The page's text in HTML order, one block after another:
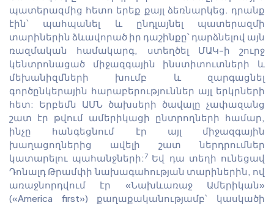
պատերազմից հետո երեք քայլ ձեռնարկեց. դրանք
էին՝ պահպանել և ընդլայնել պատերազմի
տարիներին ձևավորած իր դաշինքը՝ դարձնելով այն
ռազմական համակարգ, ստեղծել ՄԱԿ-ի շուրջ
կենտրոնացած միջազգային ինստիտուտների և
մեխանիզմների խումբ և զարգացնել
գործընկերային հարաբերություններ այլ երկրների
հետ: Երբեմն ԱՄՆ ծախսերի ծավալը չափազանց
շատ էր թվում ամերիկացի ընտրողների համար,
ինչը հանգեցնում էր այլ միջազգային
խաղացողներից ավելի շատ ներդրումներ
կատարելու պահանջների:7 Եվ դա տեղի ունեցավ
Դոնալդ Թրամփի նախագահության տարիներին, ով
առաջնորդվում էր «Նախևառաջ Ամերիկան»
(«America first») քաղաքականությամբ՝ կասկածի